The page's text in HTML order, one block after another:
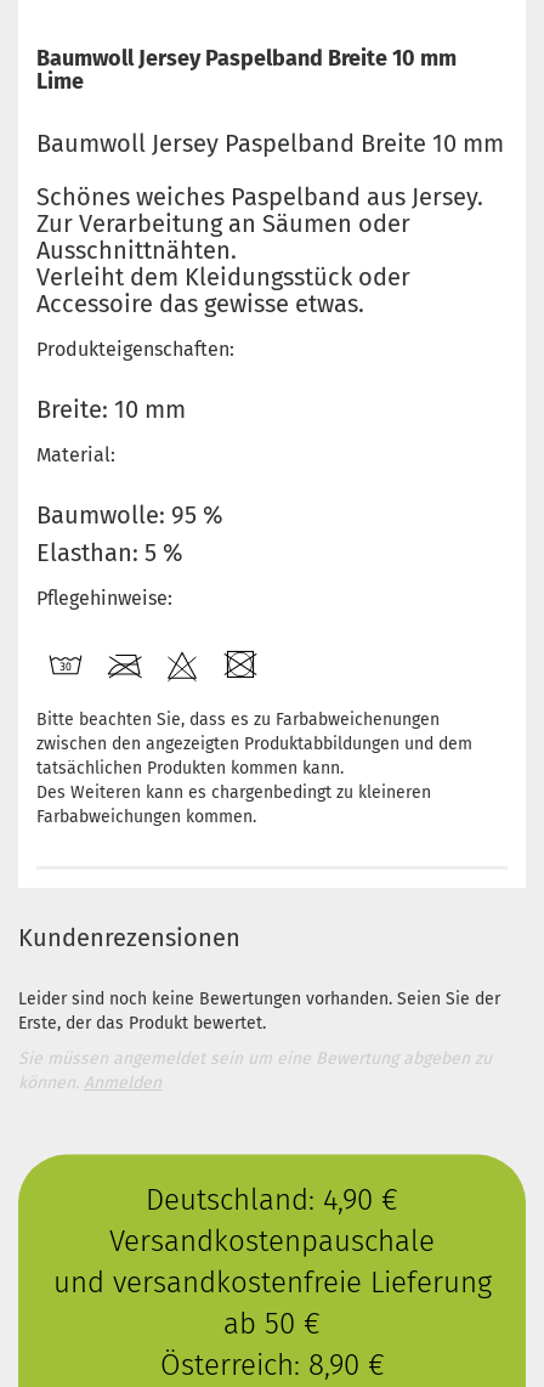
Baumwoll Jersey Paspelband Breite 10 mm
Lime
Baumwoll Jersey Paspelband Breite 10 mm
Schönes weiches Paspelband aus Jersey.
Zur Verarbeitung an Säumen oder
Ausschnittnähten.
Verleiht dem Kleidungsstück oder
Accessoire das gewisse etwas.
Produkteigenschaften:
Breite: 10 mm
Material:
Baumwolle: 95 %
Elasthan: 5 %
Pflegehinweise:
Bitte beachten Sie, dass es zu Farbabweichenungen
zwischen den angezeigten Produktabbildungen und dem
tatsächlichen Produkten kommen kann.
Des Weiteren kann es chargenbedingt zu kleineren
Farbabweichungen kommen.
Kundenrezensionen
Leider sind noch keine Bewertungen vorhanden. Seien Sie der
Erste, der das Produkt bewertet.
Sie müssen angemeldet sein um eine Bewertung abgeben zu
können. Anmelden
Deutschland: 4,90 €
Versandkostenpauschale
und versandkostenfreie Lieferung
ab 50 €
Österreich: 8,90 €